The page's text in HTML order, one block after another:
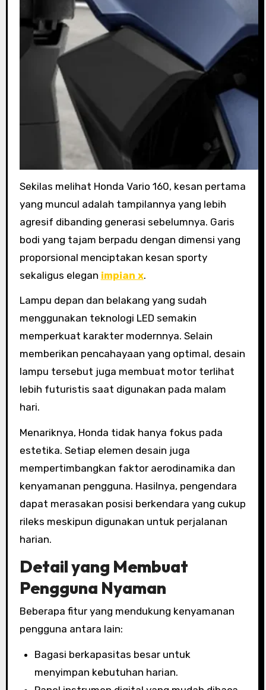
Sekilas melihat Honda Vario 160, kesan pertama
yang muncul adalah tampilannya yang lebih
agresif dibanding generasi sebelumnya. Garis
bodi yang tajam berpadu dengan dimensi yang
proporsional menciptakan kesan sporty
sekaligus elegan impian x.
Lampu depan dan belakang yang sudah
menggunakan teknologi LED semakin
memperkuat karakter modernnya. Selain
memberikan pencahayaan yang optimal, desain
lampu tersebut juga membuat motor terlihat
lebih futuristis saat digunakan pada malam
hari.
Menariknya, Honda tidak hanya fokus pada
estetika. Setiap elemen desain juga
mempertimbangkan faktor aerodinamika dan
kenyamanan pengguna. Hasilnya, pengendara
dapat merasakan posisi berkendara yang cukup
rileks meskipun digunakan untuk perjalanan
harian.
Detail yang Membuat
Pengguna Nyaman
Beberapa fitur yang mendukung kenyamanan
pengguna antara lain:
Bagasi berkapasitas besar untuk
menyimpan kebutuhan harian.